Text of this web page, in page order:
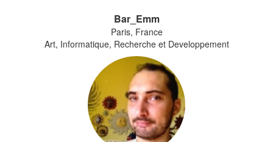
Bar_Emm
Paris, France
Art, Informatique, Recherche et Developpement